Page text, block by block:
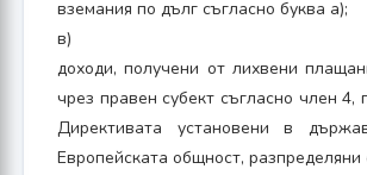
вземания по дълг съгласно буква а);
в)
доходи, получени от лихвени
чрез правен субект съгласно член 4,
Директивата установени в
Европейската общност, разпределяни